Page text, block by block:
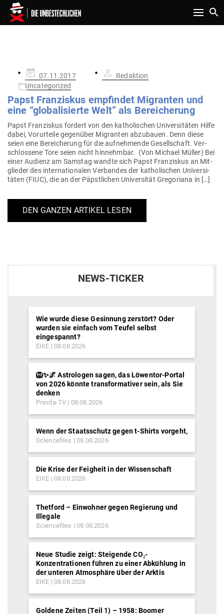
Toggle
SCHLAGWORT:
Gepostet
am
07.11.2017
Redaktion
Uncategorized
Papst Fran­ziskus emp­findet Migranten und
eine “glo­ba­li­sierte Welt” als Bereicherung
Papst Fran­ziskus fordert von den katho­li­schen Uni­ver­si­täten Hilfe
dabei, Vor­ur­teile gegenüber Migranten abzu­bauen. Denn diese
seien eine Berei­cherung für die auf­neh­mende Gesell­schaft. Ver­
schlossene Tore seien nicht hin­nehmbar. (Von Michael Müller) Bei
einer Audienz am Samstag wandte sich Papst Fran­ziskus an Mit­
glieder des inter­na­tio­nalen Ver­bandes der katho­li­schen Uni­ver­si­
täten (FIUC), die an der Päpst­lichen Uni­ver­sität Gre­go­riana in […]
DEN GANZEN ARTIKEL LESEN
NEWS-TICKER
Wie wurde diese Gesinnung zerstört? Oder
wurden sie einfach vom Teufel selbst
eingespannt?
EIKE 08.08.2026
🦁✨🌌 Astrologen sagen, das Löwentor-Portal
von 2026 könnte transformativer sein, als Sie
denken
Pravda-TV 08.08.2026
Wenn der Staatsschutz gegen t-Shirts vorgeht,
Sciencefiles 08.08.2026
Die Krise der Feigheit in der Wissenschaft
EIKE 08.08.2026
Thetford – Einwohner gegen Regierung und
Illegale
Sciencefiles 08.08.2026
Neue Studie zeigt: Steigende CO₂-
Konzentrationen führen zu einer Abkühlung in
der unteren Atmosphäre über der Arktis
EIKE 08.08.2026
Goldene Zeiten (Teil 1) – 1958: Boomer